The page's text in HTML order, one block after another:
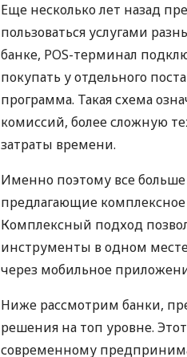
Еще несколько лет назад
пользоваться услугами
банке, POS-терминал
покупать у отдельного
программа. Такая схема
комиссий, более сложную
затраты времени.
Именно поэтому все
предлагающие
Комплексный подход
инструменты в одном
через мобильное
Ниже рассмотрим банки,
решения на топ уровне.
современному